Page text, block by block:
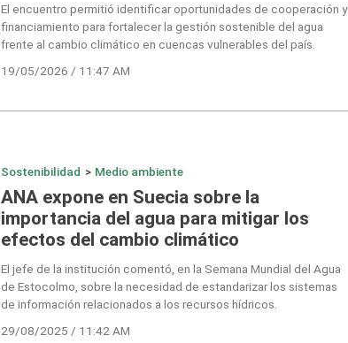
El encuentro permitió identificar oportunidades de cooperación y
financiamiento para fortalecer la gestión sostenible del agua
frente al cambio climático en cuencas vulnerables del país.
19/05/2026 / 11:47 AM
Sostenibilidad > Medio ambiente
ANA expone en Suecia sobre la
importancia del agua para mitigar los
efectos del cambio climático
El jefe de la institución comentó, en la Semana Mundial del Agua
de Estocolmo, sobre la necesidad de estandarizar los sistemas
de información relacionados a los recursos hídricos.
29/08/2025 / 11:42 AM